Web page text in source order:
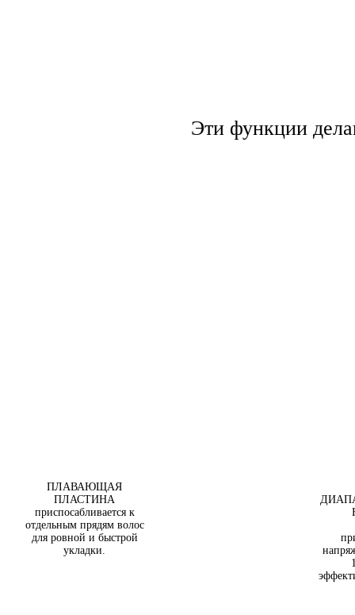
Эти функции
ПЛАВАЮЩАЯ
ПЛАСТИНА
приспосабливается к
отдельным прядям волос
для ровной и быстрой
укладки.